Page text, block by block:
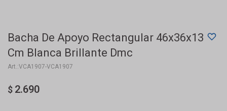
Bacha De Apoyo Rectangular 46x36x13
Cm Blanca Brillante Dmc
VCA1907-VCA1907
$ 2.690